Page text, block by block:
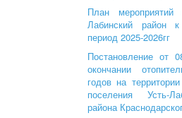
План
Лабинский район
период 2025-2026гг
Постановление
окончании
годов на
поселения Усть-
района